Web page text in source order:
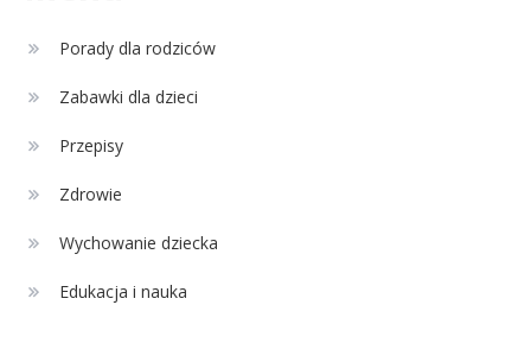
Adamek wiek: ile lat ma legenda
Porady dla rodziców
Zabawki dla dzieci
Przepisy
Zdrowie
Wychowanie dziecka
Edukacja i nauka